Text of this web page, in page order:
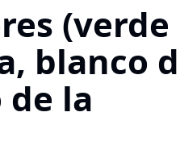
(verde
blanco
la